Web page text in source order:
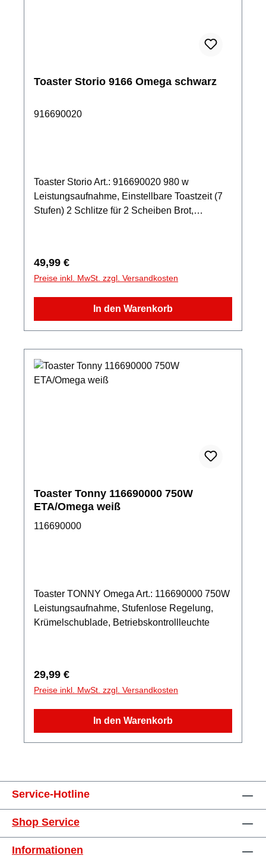
Toaster Storio 9166 Omega schwarz
916690020
Toaster Storio Art.: 916690020 980 w
Leistungsaufnahme, Einstellbare Toastzeit (7
Stufen) 2 Schlitze für 2 Scheiben Brot,
durch STOPP-Funktion Krümelschublade,
Kabelfach, Betriebsleuchte
Regulärer Preis:
49,99 €
Preise inkl. MwSt. zzgl. Versandkosten
In den Warenkorb
Toaster Tonny 116690000 750W
ETA/Omega weiß
116690000
Toaster TONNY Omega Art.: 116690000 750W
Leistungsaufnahme, Stufenlose Regelung,
Krümelschublade, Betriebskontrollleuchte
Regulärer Preis:
29,99 €
Preise inkl. MwSt. zzgl. Versandkosten
In den Warenkorb
Service-Hotline
Shop Service
Informationen